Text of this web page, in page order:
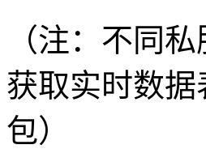
（注：不同
获取实时数
包）